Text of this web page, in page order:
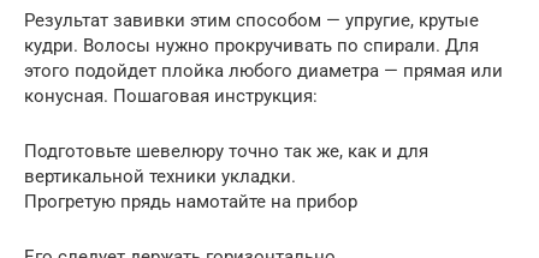
Результат завивки этим способом — упругие, крутые
кудри. Волосы нужно прокручивать по спирали. Для
этого подойдет плойка любого диаметра — прямая или
конусная. Пошаговая инструкция:
Подготовьте шевелюру точно так же, как и для
вертикальной техники укладки.
Прогретую прядь намотайте на прибор